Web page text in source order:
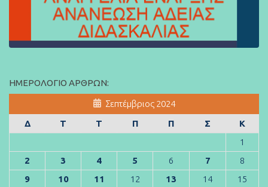
ΗΜΕΡΟΛΌΓΙΟ ΆΡΘΡΩΝ:
Σεπτέμβριος 2024
Δ
Τ Τ Π Π Σ
Κ
1
2
3 4 5 6 7
8
9
10 11 12 13 14 15